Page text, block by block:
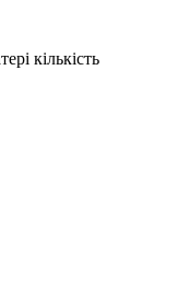
кількість